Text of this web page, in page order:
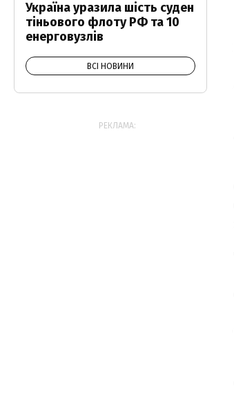
Україна уразила шість суден
тіньового флоту РФ та 10
енерговузлів
ВСІ НОВИНИ
РЕКЛАМА: